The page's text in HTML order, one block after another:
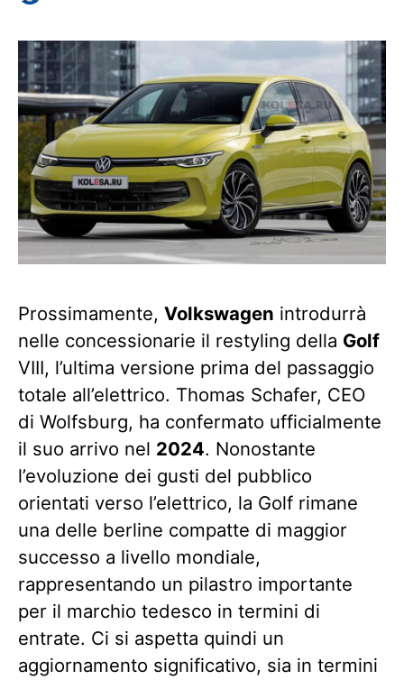
Prossimamente, Volkswagen introdurrà
nelle concessionarie il restyling della Golf
VIII, l’ultima versione prima del passaggio
totale all’elettrico. Thomas Schafer, CEO
di Wolfsburg, ha confermato ufficialmente
il suo arrivo nel 2024. Nonostante
l’evoluzione dei gusti del pubblico
orientati verso l’elettrico, la Golf rimane
una delle berline compatte di maggior
successo a livello mondiale,
rappresentando un pilastro importante
per il marchio tedesco in termini di
entrate. Ci si aspetta quindi un
aggiornamento significativo, sia in termini